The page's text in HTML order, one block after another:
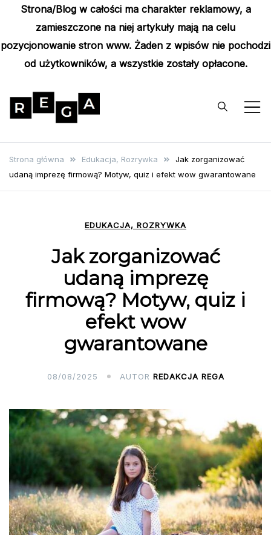
Strona/Blog w całości ma charakter reklamowy, a
zamieszczone na niej artykuły mają na celu
pozycjonowanie stron www. Żaden z wpisów nie pochodzi
od użytkowników, a wszystkie zostały opłacone.
content
Rega
Strona główna Edukacja, Rozrywka
Jak zorganizować
udaną imprezę firmową? Motyw, quiz i efekt wow gwarantowane
EDUKACJA, ROZRYWKA
Jak zorganizować
udaną imprezę
firmową? Motyw, quiz i
efekt wow
gwarantowane
08/08/2025 AUTOR REDAKCJA REGA